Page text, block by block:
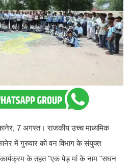
7 अगस्त। राजकीय उच्च माध्यमिक
में गुरुवार को वन विभाग के संयुक्त
कार्यक्रम के तहत "एक पेड़ मां के नाम "सघन